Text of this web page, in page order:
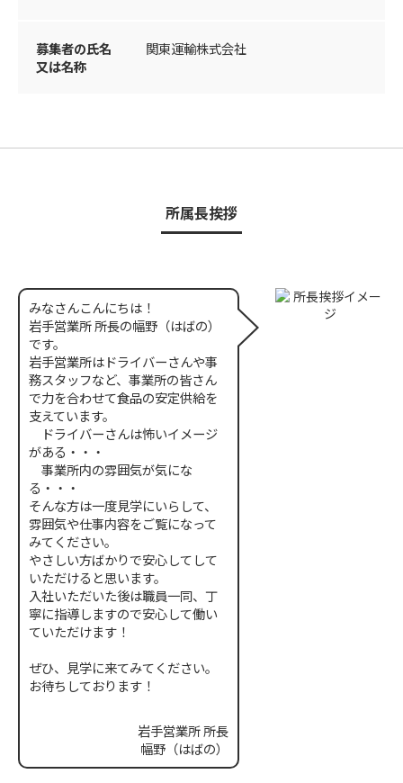
募集者の氏名
又は名称
関東運輸株式会社
所属長挨拶
みなさんこんにちは！
岩手営業所 所長の幅野（はばの）
です。
岩手営業所はドライバーさんや事
務スタッフなど、事業所の皆さん
で力を合わせて食品の安定供給を
支えています。
ドライバーさんは怖いイメージ
がある・・・
事業所内の雰囲気が気にな
る・・・
そんな方は一度見学にいらして、
雰囲気や仕事内容をご覧になって
みてください。
やさしい方ばかりで安心してして
いただけると思います。
入社いただいた後は職員一同、丁
寧に指導しますので安心して働い
ていただけます！
ぜひ、見学に来てみてください。
お待ちしております！
岩手営業所 所長
幅野（はばの）